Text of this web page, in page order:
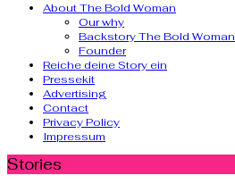
About The Bold Woman
Our why
Backstory The Bold Woman
Founder
Reiche deine Story ein
Pressekit
Advertising
Contact
Privacy Policy
Impressum
Stories